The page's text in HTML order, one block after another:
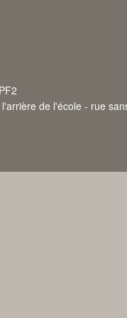
de l'école - rue